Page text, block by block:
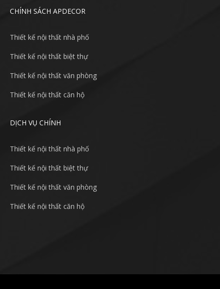
CHÍNH SÁCH APDECOR
Thiết kế nội thất nhà phố
Thiết kế nội thất biệt thự
Thiết kế nội thất văn phòng
Thiết kế nội thất căn hộ
DỊCH VỤ CHÍNH
Thiết kế nội thất nhà phố
Thiết kế nội thất biệt thự
Thiết kế nội thất văn phòng
Thiết kế nội thất căn hộ